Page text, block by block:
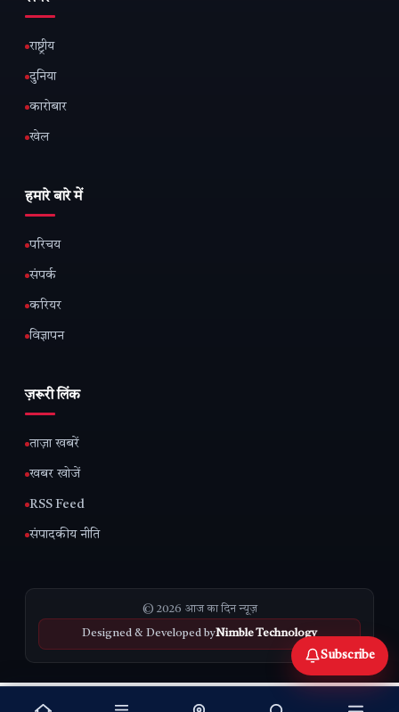
राष्ट्रीय
दुनिया
कारोबार
खेल
हमारे बारे में
परिचय
संपर्क
करियर
विज्ञापन
ज़रूरी लिंक
ताज़ा खबरें
खबर खोजें
RSS Feed
संपादकीय नीति
© 2026 आज का दिन न्यूज़
Designed & Developed byNimble Technology
Subscribe